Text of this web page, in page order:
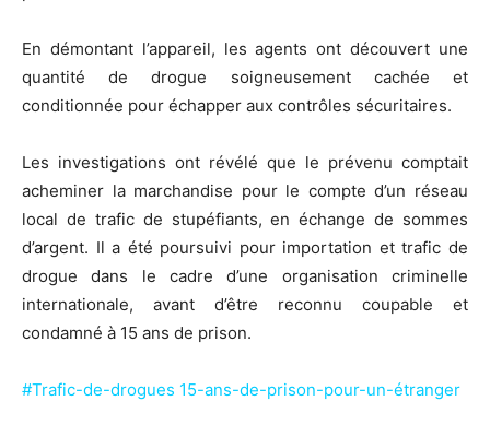
En démontant l’appareil, les agents ont découvert une
quantité de drogue soigneusement cachée et
conditionnée pour échapper aux contrôles sécuritaires.
Les investigations ont révélé que le prévenu comptait
acheminer la marchandise pour le compte d’un réseau
local de trafic de stupéfiants, en échange de sommes
d’argent. Il a été poursuivi pour importation et trafic de
drogue dans le cadre d’une organisation criminelle
internationale, avant d’être reconnu coupable et
condamné à 15 ans de prison.
#Trafic-de-drogues 15-ans-de-prison-pour-un-étranger